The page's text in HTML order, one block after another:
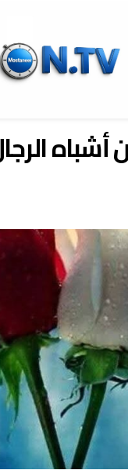
أشباه